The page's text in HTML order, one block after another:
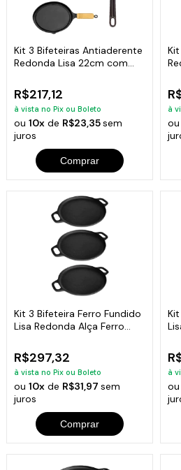
Kit 3 Bifeteiras Antiaderente
Redonda Lisa 22cm com
R$217,12
à vista no Pix ou Boleto
ou10x de R$23,35sem
juros
Comprar
à
ou
Kit 3 Bifeteira Ferro Fundido
Lisa Redonda Alça Ferro
R$297,32
à vista no Pix ou Boleto
ou10x de R$31,97sem
juros
Comprar
à
ou